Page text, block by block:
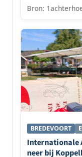
Bron:
BREDEVOORT
Internationale
neer bij